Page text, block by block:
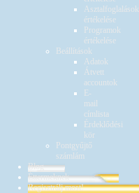
Asztalfoglalások
értékelése
Programok
értékelése
Beállítások
Adatok
Átvett
accountok
E-
mail
címlista
Érdeklődési
kör
Pontgyűjtő
számlám
Blog
Éttermeknek
Regisztrálj most!